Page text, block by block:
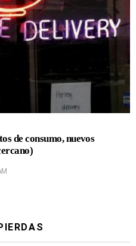
de consumo, nuevos